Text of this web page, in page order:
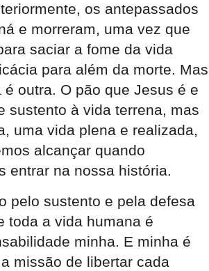
os antepassados
e morreram, uma vez que
saciar a fome da vida
para além da morte. Mas
é outra. O pão que Jesus é e
sustento à vida terrena, mas
uma vida plena e realizada,
alcançar quando
entrar na nossa história.
pelo sustento e pela defesa
toda a vida humana é
minha. E minha é
missão de libertar cada